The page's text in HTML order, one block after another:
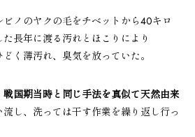
ノのヤクの毛をチベットから40キロ
長年に渡る汚れとほこりにより
く薄汚れ、臭気を放っていた。
戦国期当時と同じ手法を真似て天然由来
し、洗っては干す作業を繰り返し行っ